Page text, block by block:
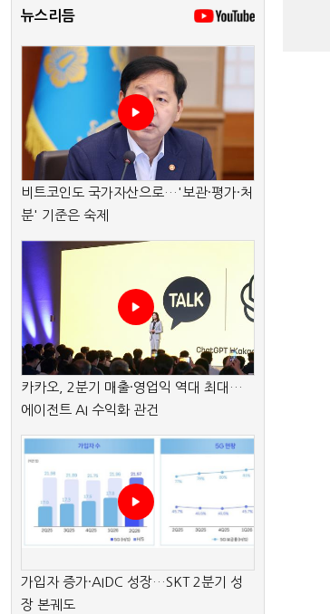
뉴스리듬
비트코인도 국가자산으로…'보관·평가·처
분' 기준은 숙제
카카오, 2분기 매출·영업익 역대 최대…
에이전트 AI 수익화 관건
가입자 증가·AIDC 성장…SKT 2분기 성
장 본궤도